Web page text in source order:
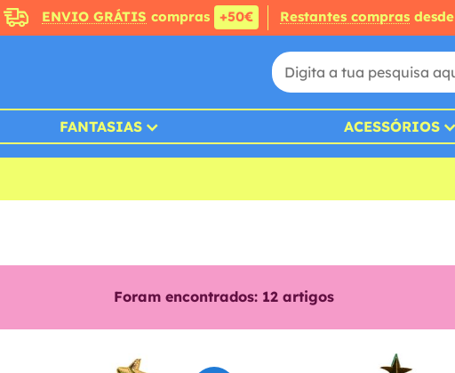
ENVIO GRÁTIS compras +50€ Restantes compras desde
FANTASIAS ACESSÓRIOS
Foram encontrados: 12artigos